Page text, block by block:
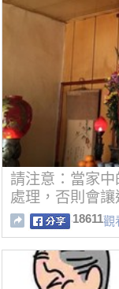
請注意：當家
處理，否則會
18611觀